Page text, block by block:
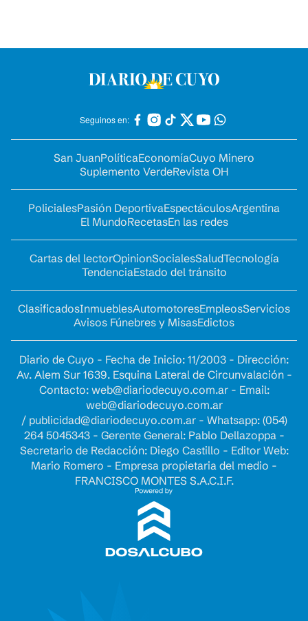
Seguinos en:
San JuanPolíticaEconomíaCuyo Minero
Suplemento VerdeRevista OH
PolicialesPasión DeportivaEspectáculosArgentina
El MundoRecetasEn las redes
Cartas del lectorOpinionSocialesSaludTecnología
TendenciaEstado del tránsito
ClasificadosInmueblesAutomotoresEmpleosServicios
Avisos Fúnebres y MisasEdictos
Diario de Cuyo - Fecha de Inicio: 11/2003 - Dirección:
Av. Alem Sur 1639. Esquina Lateral de Circunvalación -
Contacto: web@diariodecuyo.com.ar- Email:
web@diariodecuyo.com.ar
/ publicidad@diariodecuyo.com.ar- Whatsapp: (054)
264 5045343 - Gerente General: Pablo Dellazoppa -
Secretario de Redacción: Diego Castillo - Editor Web:
Mario Romero - Empresa propietaria del medio -
FRANCISCO MONTES S.A.C.I.F.